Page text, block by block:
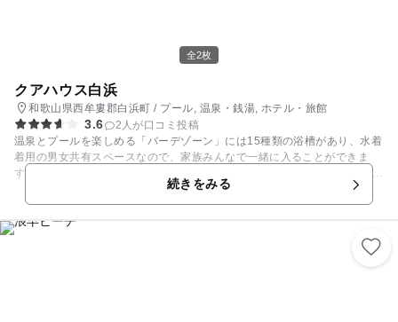
全2枚
クアハウス白浜
和歌山県西牟婁郡白浜町 / プール, 温泉・銭湯, ホテル・旅館
3.6
2人が口コミ投稿
温泉とプールを楽しめる「バーデゾーン」には15種類の浴槽があり、水着
着用の男女共有スペースなので、家族みんなで一緒に入ることができま
す。 温泉はバーデゾーン以外にも、大浴場と露天風呂があります。（こち
らは男女別です） 日帰り入浴のプランもあるので、気軽に観光の休憩など
にもOK。 宿泊プランには、ベビーグッズの用意された赤ちゃんプランも
あります。 3世代でゆっくりと楽しめるホテルですね。 近隣にも、白良浜
海水浴場、アドベンチャーワールド、白浜エネルギーランドなど、白浜の
オススメスポットがたくさんあり、ホテルを拠点に観光もおすすめです。
続きをみる